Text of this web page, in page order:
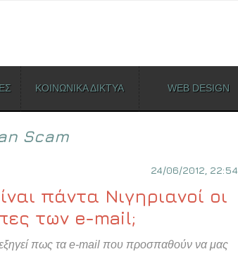
ΚΟΙΝΩΝΙΚΑ ΔΙΚΤΥΑ WEB DESIGN
Scam
24/06/2012, 22:54
πάντα Νιγηριανοί οι
των e-mail;
πως τα e-mail που προσπαθούν να μας